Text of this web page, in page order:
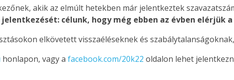
akik az elmúlt hetekben már jelentkeztek
célunk, hogy még ebben az évben elérjük
elkövetett visszaéléseknek és
honlapon, vagy a facebook.com/20k22 oldalon lehet